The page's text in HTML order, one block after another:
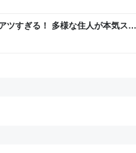
ツすぎる！ 多様な住人が本気スキ
街の価値向上”戦略 東京・中央区